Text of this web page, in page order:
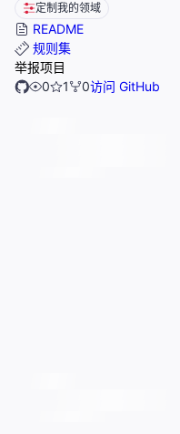
定制我的领域
README
规则集
举报项目
0
1 0访问 GitHub